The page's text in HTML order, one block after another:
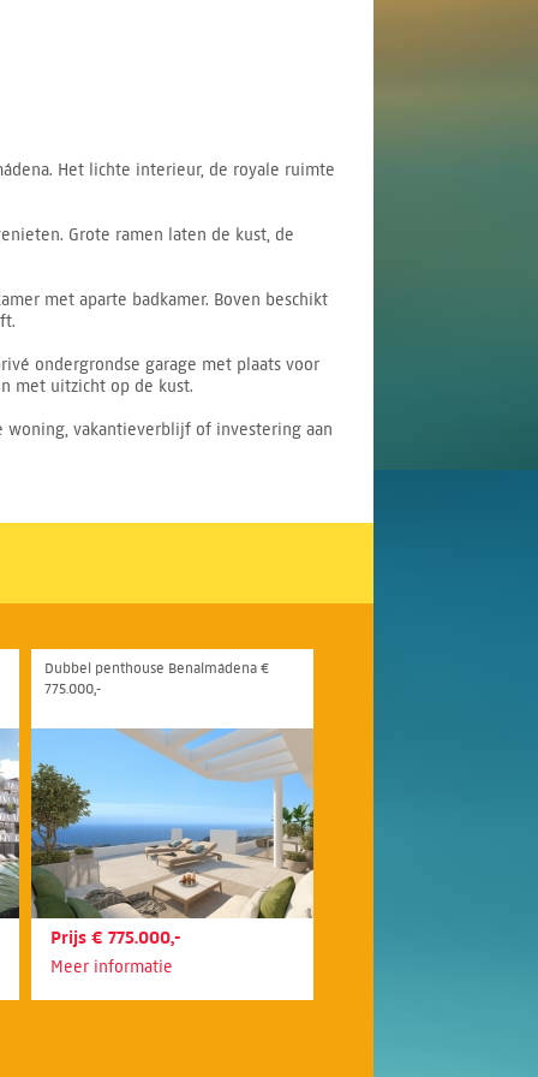
Het lichte interieur, de royale ruimte
Grote ramen laten de kust, de
met aparte badkamer. Boven beschikt
ondergrondse garage met plaats voor
met uitzicht op de kust.
woning, vakantieverblijf of investering aan
Dubbel penthouse Benalmádena €
775.000,-
Prijs € 775.000,-
Meer informatie